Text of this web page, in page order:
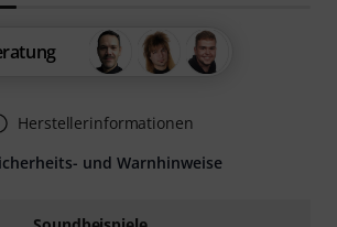
Herstellerinformationen
und Warnhinweise